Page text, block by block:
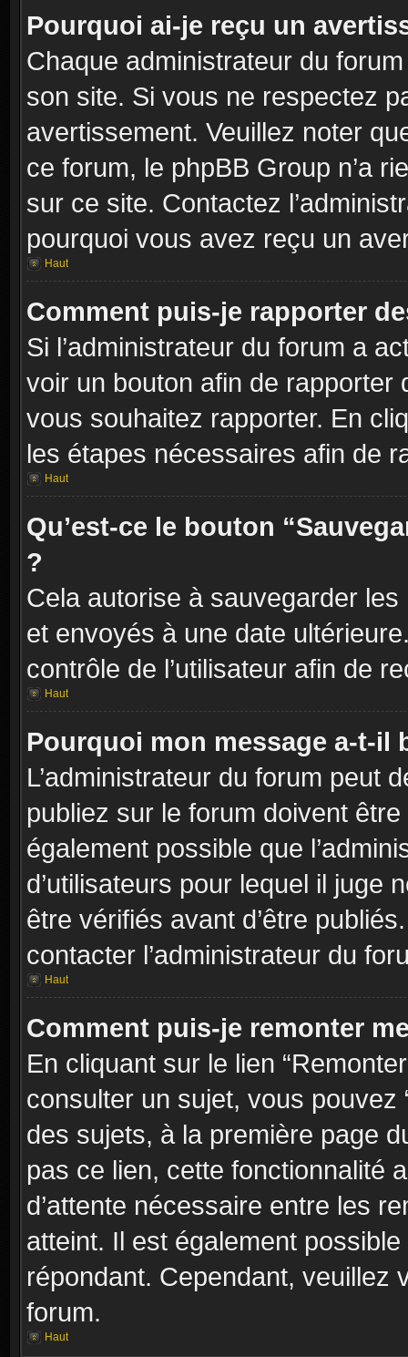
Pourquoi ai-je reçu un
Chaque administrateur du
son site. Si vous ne respectez
avertissement. Veuillez noter
ce forum, le phpBB Group n’a
sur ce site. Contactez
pourquoi vous avez reçu un
Haut
Comment puis-je rapporter
Si l’administrateur du forum a
voir un bouton afin de
vous souhaitez rapporter. En
les étapes nécessaires afin de
Haut
Qu’est-ce le bouton
?
Cela autorise à sauvegarder
et envoyés à une date
contrôle de l’utilisateur afin de
Haut
Pourquoi mon message a-t-il
L’administrateur du forum peut
publiez sur le forum doivent
également possible que
d’utilisateurs pour lequel il juge
être vérifiés avant d’être
contacter l’administrateur du
Haut
Comment puis-je remonter
En cliquant sur le lien
consulter un sujet, vous pouvez
des sujets, à la première page
pas ce lien, cette fonctionnalité
d’attente nécessaire entre les
atteint. Il est également
répondant. Cependant, veuillez
forum.
Haut